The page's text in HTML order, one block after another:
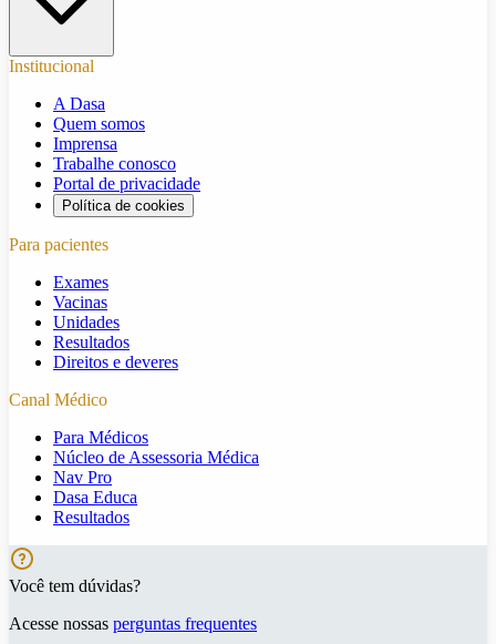
Institucional
A Dasa
Quem somos
Imprensa
Trabalhe conosco
Portal de privacidade
Política de cookies
Para pacientes
Exames
Vacinas
Unidades
Resultados
Direitos e deveres
Canal Médico
Para Médicos
Núcleo de Assessoria Médica
Nav Pro
Dasa Educa
Resultados
Você tem dúvidas?
Acesse nossas perguntas frequentes